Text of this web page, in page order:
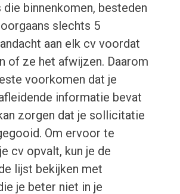
binnenkomen, besteden
slechts 5
aan elk cv voordat
of ze het afwijzen. Daarom
voorkomen dat je
informatie bevat
zorgen dat je sollicitatie
Om ervoor te
cv opvalt, kun je de
lijst bekijken met
je beter niet in je